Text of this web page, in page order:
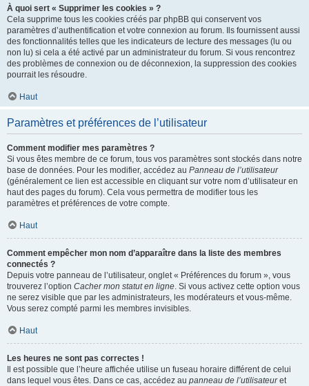
À quoi sert « Supprimer les cookies » ?
Cela supprime tous les cookies créés par phpBB qui conservent vos
paramètres d’authentification et votre connexion au forum. Ils fournissent aussi
des fonctionnalités telles que les indicateurs de lecture des messages (lu ou
non lu) si cela a été activé par un administrateur du forum. Si vous rencontrez
des problèmes de connexion ou de déconnexion, la suppression des cookies
pourrait les résoudre.
Haut
Paramètres et préférences de l’utilisateur
Comment modifier mes paramètres ?
Si vous êtes membre de ce forum, tous vos paramètres sont stockés dans notre
base de données. Pour les modifier, accédez au Panneau de l’utilisateur
(généralement ce lien est accessible en cliquant sur votre nom d’utilisateur en
haut des pages du forum). Cela vous permettra de modifier tous les
paramètres et préférences de votre compte.
Haut
Comment empêcher mon nom d’apparaître dans la liste des membres
connectés ?
Depuis votre panneau de l’utilisateur, onglet « Préférences du forum », vous
trouverez l’option Cacher mon statut en ligne. Si vous activez cette option vous
ne serez visible que par les administrateurs, les modérateurs et vous-même.
Vous serez compté parmi les membres invisibles.
Haut
Les heures ne sont pas correctes !
Il est possible que l’heure affichée utilise un fuseau horaire différent de celui
dans lequel vous êtes. Dans ce cas, accédez au panneau de l’utilisateuret